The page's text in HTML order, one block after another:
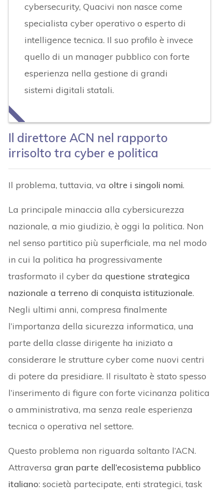
cybersecurity, Quacivi non nasce come
specialista cyber operativo o esperto di
intelligence tecnica. Il suo profilo è invece
quello di un manager pubblico con forte
esperienza nella gestione di grandi
sistemi digitali statali.
Il direttore ACN nel rapporto
irrisolto tra cyber e politica
Il problema, tuttavia, va oltre i singoli nomi.
La principale minaccia alla cybersicurezza
nazionale, a mio giudizio, è oggi la politica. Non
nel senso partitico più superficiale, ma nel modo
in cui la politica ha progressivamente
trasformato il cyber da questione strategica
nazionale a terreno di conquista istituzionale.
Negli ultimi anni, compresa finalmente
l’importanza della sicurezza informatica, una
parte della classe dirigente ha iniziato a
considerare le strutture cyber come nuovi centri
di potere da presidiare. Il risultato è stato spesso
l’inserimento di figure con forte vicinanza politica
o amministrativa, ma senza reale esperienza
tecnica o operativa nel settore.
Questo problema non riguarda soltanto l’ACN.
Attraversa gran parte dell’ecosistema pubblico
italiano: società partecipate, enti strategici, task